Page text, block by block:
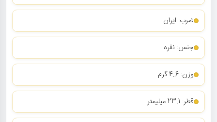
ضرب: ایران
جنس: نقره
وزن: 4.6 گرم
قطر: 23.1 میلیمتر